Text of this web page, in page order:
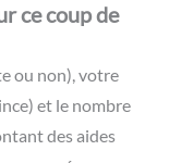
ce coup de
ou non), votre
et le nombre
des aides